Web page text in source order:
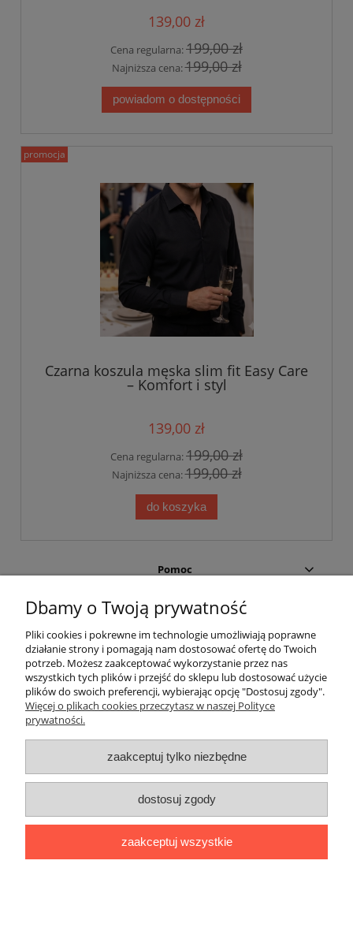
139,00 zł
Cena regularna:199,00 zł
Najniższa cena:199,00 zł
powiadom o dostępności
Czarna koszula męska slim fit Easy Care
– Komfort i styl
139,00 zł
Cena regularna:199,00 zł
Najniższa cena:199,00 zł
do koszyka
promocja
Pomoc
TABELE Z WYMIARAMI
Płatności i dostawa
Moje konto
O nas
producent koszul męskich i koszul eleganckich damskich firmy
Bodaraoferuje klasyczne oraz eleganckie koszule męskie oraz koszule
kolorze granatowym, niebieskim, czerwonym, białym, czarnym i szarym.
Dbamy o Twoją prywatność
Pliki cookies i pokrewne im technologie umożliwiają poprawne
działanie strony i pomagają nam dostosować ofertę do Twoich
potrzeb. Możesz zaakceptować wykorzystanie przez nas
wszystkich tych plików i przejść do sklepu lub dostosować użycie
plików do swoich preferencji, wybierając opcję "Dostosuj zgody".
Więcej o plikach cookies przeczytasz w naszej Polityce
prywatności.
zaakceptuj tylko niezbędne
dostosuj zgody
zaakceptuj wszystkie